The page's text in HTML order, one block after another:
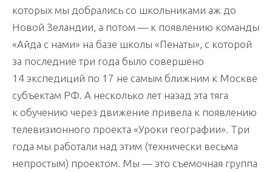
которых мы добрались со школьниками аж до
Новой Зеландии, а потом — к появлению команды
«Айда с нами» на базе школы «Пенаты», с которой
за последние три года было совершено
14 экспедиций по 17 не самым ближним к Москве
субъектам РФ. А несколько лет назад эта тяга
к обучению через движение привела к появлению
телевизионного проекта «Уроки географии». Три
года мы работали над этим (технически весьма
непростым) проектом. Мы — это съемочная группа